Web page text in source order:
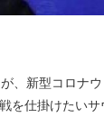
、新型コロナ
を仕掛けたい